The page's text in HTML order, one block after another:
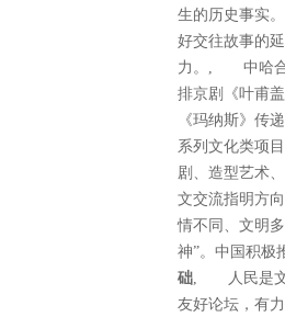
生的历史事实
好交往故事的
力。, 中哈合
排京剧《叶甫
《玛纳斯》
系列文化类项
剧、造型艺术
文交流指明方
情不同、文明
神”。中国积
础, 人民是文
友好论坛，有